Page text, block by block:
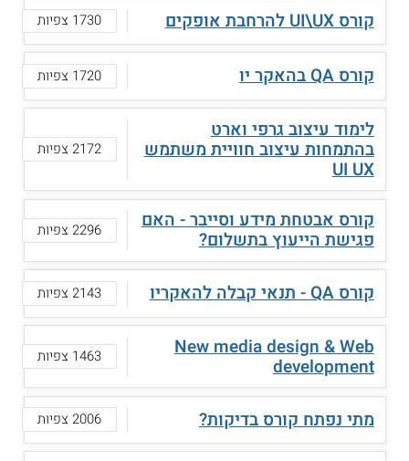
קורס UI\UX להרחבת אופקים 1730 צפיות
קורס QA בהאקר יו 1720 צפיות
לימוד עיצוב גרפי וארט
בהתמחות עיצוב חוויית משתמש
UI UX
2172 צפיות
קורס אבטחת מידע וסייבר - האם
פגישת הייעוץ בתשלום? 2296 צפיות
קורס QA - תנאי קבלה להאקריו 2143 צפיות
New media design & Web
development 1463 צפיות
מתי נפתח קורס בדיקות? 2006 צפיות